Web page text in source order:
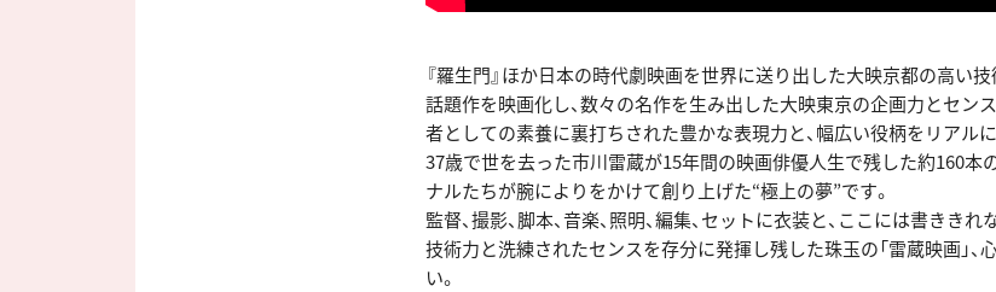
『羅生門』ほか日本の時代劇映画を世界に送り出した大映京都の高い技
話題作を映画化し、数々の名作を生み出した大映東京の企画力とセン
者としての素養に裏打ちされた豊かな表現力と、幅広い役柄をリアル
37歳で世を去った市川雷蔵が15年間の映画俳優人生で残した約160本
ナルたちが腕によりをかけて創り上げた“極上の夢”です。
監督、撮影、脚本、音楽、照明、編集、セットに衣装と、ここには書きき
技術力と洗練されたセンスを存分に発揮し残した珠玉の「雷蔵映画」、
い。